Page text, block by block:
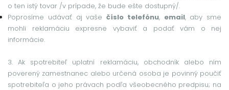
o ten istý tovar /v prípade, že bude ešte dostupný/.
Poprosíme udávať aj vaše číslo telefónu, email, aby sme
mohli reklamáciu expresne vybaviť a podať vám o nej
informácie.
3. Ak spotrebiteľ uplatní reklamáciu, obchodník alebo ním
poverený zamestnanec alebo určená osoba je povinný poučiť
spotrebiteľa o jeho právach podľa všeobecného predpisu; na